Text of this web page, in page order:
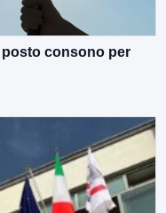
consono per